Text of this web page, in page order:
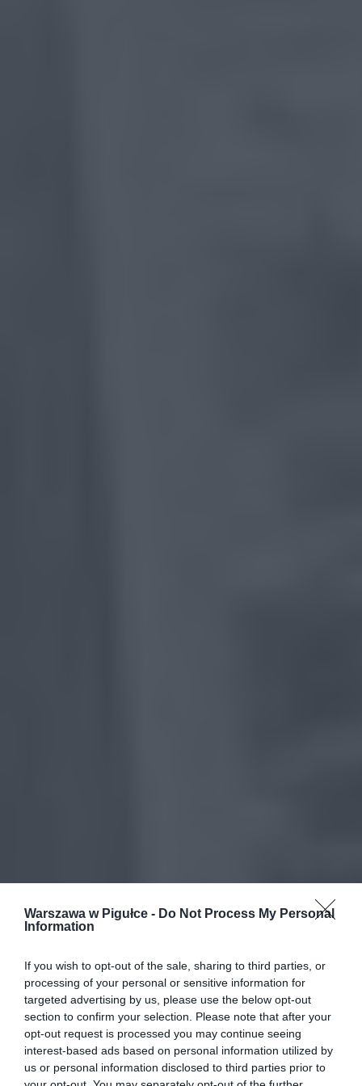
Warszawa w Pigułce - Do Not Process My Personal
Information
If you wish to opt-out of the sale, sharing to third parties, or
processing of your personal or sensitive information for
targeted advertising by us, please use the below opt-out
section to confirm your selection. Please note that after your
opt-out request is processed you may continue seeing
interest-based ads based on personal information utilized by
us or personal information disclosed to third parties prior to